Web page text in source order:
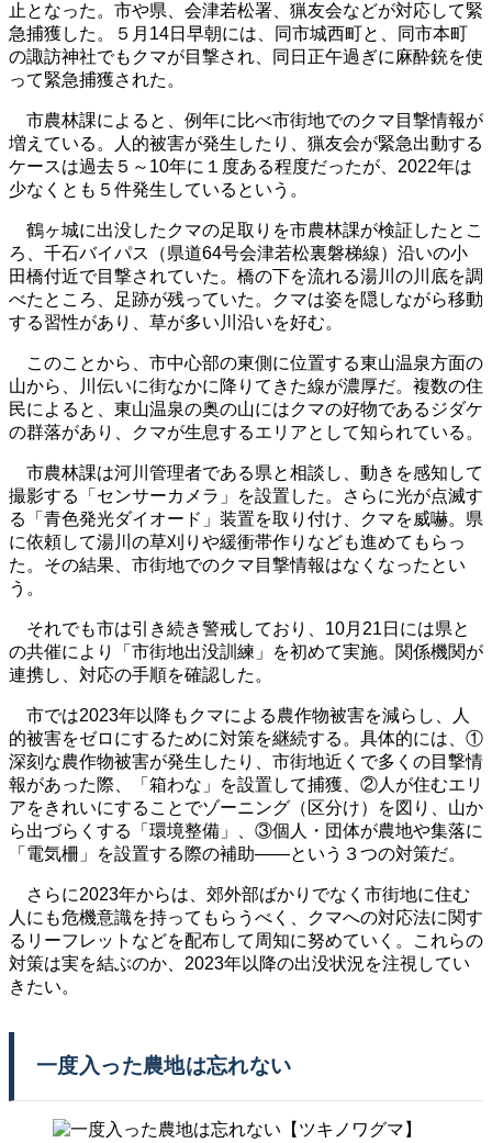
止となった。市や県、会津若松署、猟友会などが対応して緊
急捕獲した。５月14日早朝には、同市城西町と、同市本町
の諏訪神社でもクマが目撃され、同日正午過ぎに麻酔銃を使
って緊急捕獲された。
市農林課によると、例年に比べ市街地でのクマ目撃情報が
増えている。人的被害が発生したり、猟友会が緊急出動する
ケースは過去５～10年に１度ある程度だったが、2022年は
少なくとも５件発生しているという。
鶴ヶ城に出没したクマの足取りを市農林課が検証したとこ
ろ、千石バイパス（県道64号会津若松裏磐梯線）沿いの小
田橋付近で目撃されていた。橋の下を流れる湯川の川底を調
べたところ、足跡が残っていた。クマは姿を隠しながら移動
する習性があり、草が多い川沿いを好む。
このことから、市中心部の東側に位置する東山温泉方面の
山から、川伝いに街なかに降りてきた線が濃厚だ。複数の住
民によると、東山温泉の奥の山にはクマの好物であるジダケ
の群落があり、クマが生息するエリアとして知られている。
市農林課は河川管理者である県と相談し、動きを感知して
撮影する「センサーカメラ」を設置した。さらに光が点滅す
る「青色発光ダイオード」装置を取り付け、クマを威嚇。県
に依頼して湯川の草刈りや緩衝帯作りなども進めてもらっ
た。その結果、市街地でのクマ目撃情報はなくなったとい
う。
それでも市は引き続き警戒しており、10月21日には県と
の共催により「市街地出没訓練」を初めて実施。関係機関が
連携し、対応の手順を確認した。
市では2023年以降もクマによる農作物被害を減らし、人
的被害をゼロにするために対策を継続する。具体的には、①
深刻な農作物被害が発生したり、市街地近くで多くの目撃情
報があった際、「箱わな」を設置して捕獲、②人が住むエリ
アをきれいにすることでゾーニング（区分け）を図り、山か
ら出づらくする「環境整備」、③個人・団体が農地や集落に
「電気柵」を設置する際の補助――という３つの対策だ。
さらに2023年からは、郊外部ばかりでなく市街地に住む
人にも危機意識を持ってもらうべく、クマへの対応法に関す
るリーフレットなどを配布して周知に努めていく。これらの
対策は実を結ぶのか、2023年以降の出没状況を注視してい
きたい。
一度入った農地は忘れない